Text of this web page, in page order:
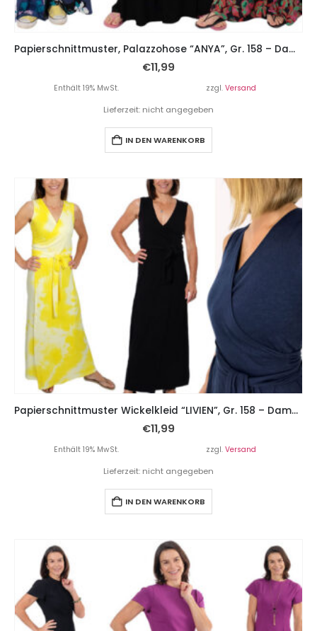
Papierschnittmuster, Palazzohose “ANYA”, Gr. 158 – Damengr. 46
€11,99
Enthält 19% MwSt. zzgl. Versand
Lieferzeit: nicht angegeben
IN DEN WARENKORB
Papierschnittmuster Wickelkleid “LIVIEN”, Gr. 158 – Damengr. 46
€11,99
Enthält 19% MwSt. zzgl. Versand
Lieferzeit: nicht angegeben
IN DEN WARENKORB